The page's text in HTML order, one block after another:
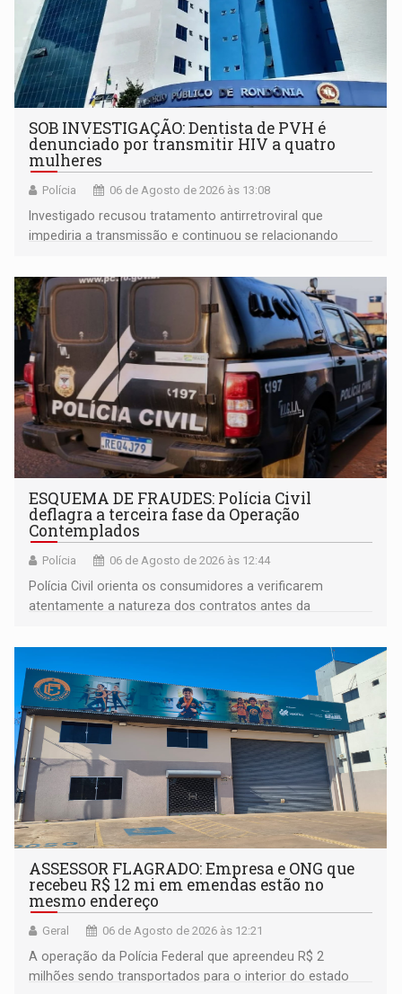
SOB INVESTIGAÇÃO: Dentista de PVH é
denunciado por transmitir HIV a quatro
mulheres
Polícia 06 de Agosto de 2026 às 13:08
Investigado recusou tratamento antirretroviral que
impediria a transmissão e continuou se relacionando
ESQUEMA DE FRAUDES: Polícia Civil
deflagra a terceira fase da Operação
Contemplados
Polícia 06 de Agosto de 2026 às 12:44
Polícia Civil orienta os consumidores a verificarem
atentamente a natureza dos contratos antes da
ASSESSOR FLAGRADO: Empresa e ONG que
recebeu R$ 12 mi em emendas estão no
mesmo endereço
Geral 06 de Agosto de 2026 às 12:21
A operação da Polícia Federal que apreendeu R$ 2
milhões sendo transportados para o interior do estado